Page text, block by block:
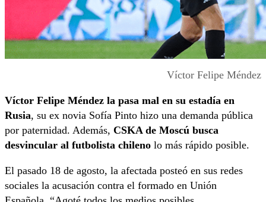
Víctor Felipe Méndez
Víctor Felipe Méndez la pasa mal en su estadía en
Rusia, su ex novia Sofía Pinto hizo una demanda pública
por paternidad. Además, CSKA de Moscú busca
desvincular al futbolista chileno lo más rápido posible.
El pasado 18 de agosto, la afectada posteó en sus redes
sociales la acusación contra el formado en Unión